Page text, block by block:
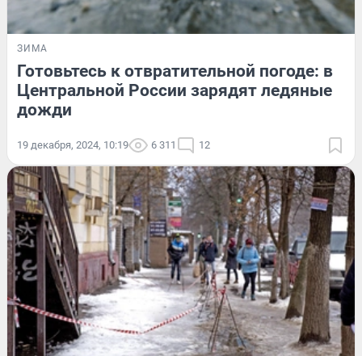
ЗИМА
Готовьтесь к отвратительной погоде: в
Центральной России зарядят ледяные
дожди
19 декабря, 2024, 10:19 6 311 12